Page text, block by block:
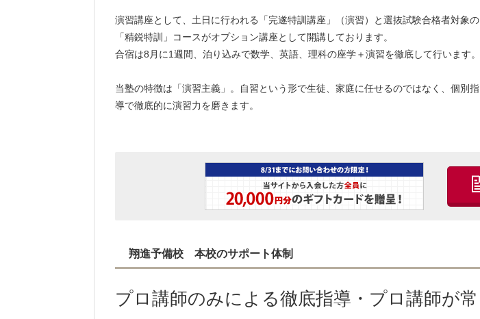
演習講座として、土日に行われる「完遂特訓講座」（演習）と選抜試験合格者対象の
「精鋭特訓」コースがオプション講座として開講しております。
合宿は8月に1週間、泊り込みで数学、英語、理科の座学＋演習を徹底して行います。
当塾の特徴は「演習主義」。自習という形で生徒、家庭に任せるのではなく、個別指
導で徹底的に演習力を磨きます。
翔進予備校 本校のサポート体制
プロ講師のみによる徹底指導・プロ講師が常